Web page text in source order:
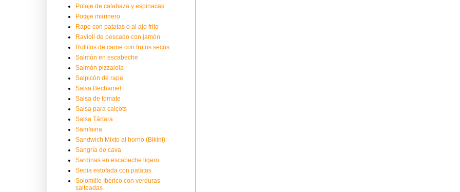
Potaje de calabaza y espinacas
Potaje marinero
Rape con patatas o al ajo frito
Ravioli de pescado con jamón
Rollitos de carne con frutos secos
Salmón en escabeche
Salmón pizzaiola
Salpicón de rape
Salsa Bechamel
Salsa de tomate
Salsa para calçots
Salsa Tártara
Samfaina
Sandwich Mixto al horno (Bikini)
Sangría de cava
Sardinas en escabeche ligero
Sepia estofada con patatas
Solomillo Ibérico con verduras
salteadas